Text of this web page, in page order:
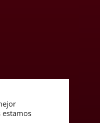
estamos